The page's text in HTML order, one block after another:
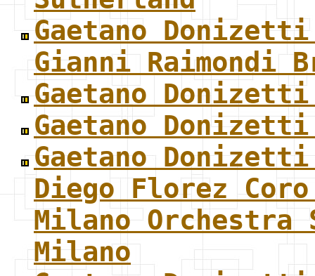
Gaetano
Gianni Raimondi
Gaetano
Gaetano
Gaetano
Diego Florez
Milano
Milano